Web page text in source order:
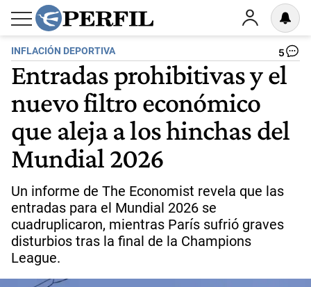
INFLACIÓN DEPORTIVA 5
Entradas prohibitivas y el
nuevo filtro económico
que aleja a los hinchas del
Mundial 2026
Un informe de The Economist revela que las
entradas para el Mundial 2026 se
cuadruplicaron, mientras París sufrió graves
disturbios tras la final de la Champions
League.